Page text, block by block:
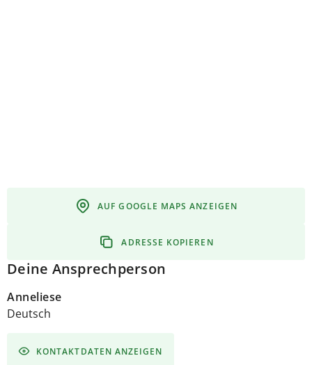
AUF GOOGLE MAPS ANZEIGEN
ADRESSE KOPIEREN
Deine Ansprechperson
Anneliese
Deutsch
KONTAKTDATEN ANZEIGEN